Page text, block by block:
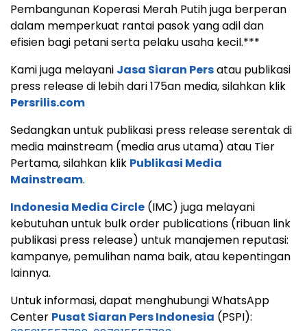
Pembangunan Koperasi Merah Putih juga berperan
dalam memperkuat rantai pasok yang adil dan
efisien bagi petani serta pelaku usaha kecil.***
Kami juga melayani Jasa Siaran Persatau publikasi
press release di lebih dari 175an media, silahkan klik
Persrilis.com
Sedangkan untuk publikasi press release serentak di
media mainstream (media arus utama) atau Tier
Pertama, silahkan klik Publikasi Media
Mainstream.
Indonesia Media Circle (IMC) juga melayani
kebutuhan untuk bulk order publications (ribuan link
publikasi press release) untuk manajemen reputasi:
kampanye, pemulihan nama baik, atau kepentingan
lainnya.
Untuk informasi, dapat menghubungi WhatsApp
Center Pusat Siaran Pers Indonesia (PSPI):